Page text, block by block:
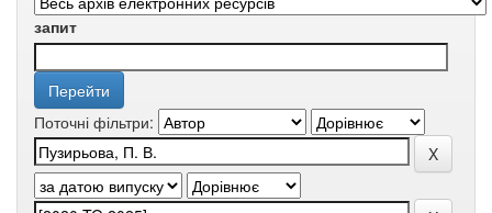
запит
Поточні фільтри: